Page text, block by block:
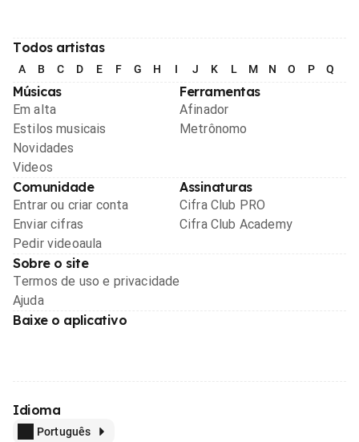
Todos artistas
A B C D E F G H I J K L M N O P Q
Músicas
Em alta
Estilos musicais
Novidades
Videos
Ferramentas
Afinador
Metrônomo
Comunidade
Entrar ou criar conta
Enviar cifras
Pedir videoaula
Assinaturas
Cifra Club PRO
Cifra Club Academy
Sobre o site
Termos de uso e privacidade
Ajuda
Baixe o aplicativo
Idioma
Português